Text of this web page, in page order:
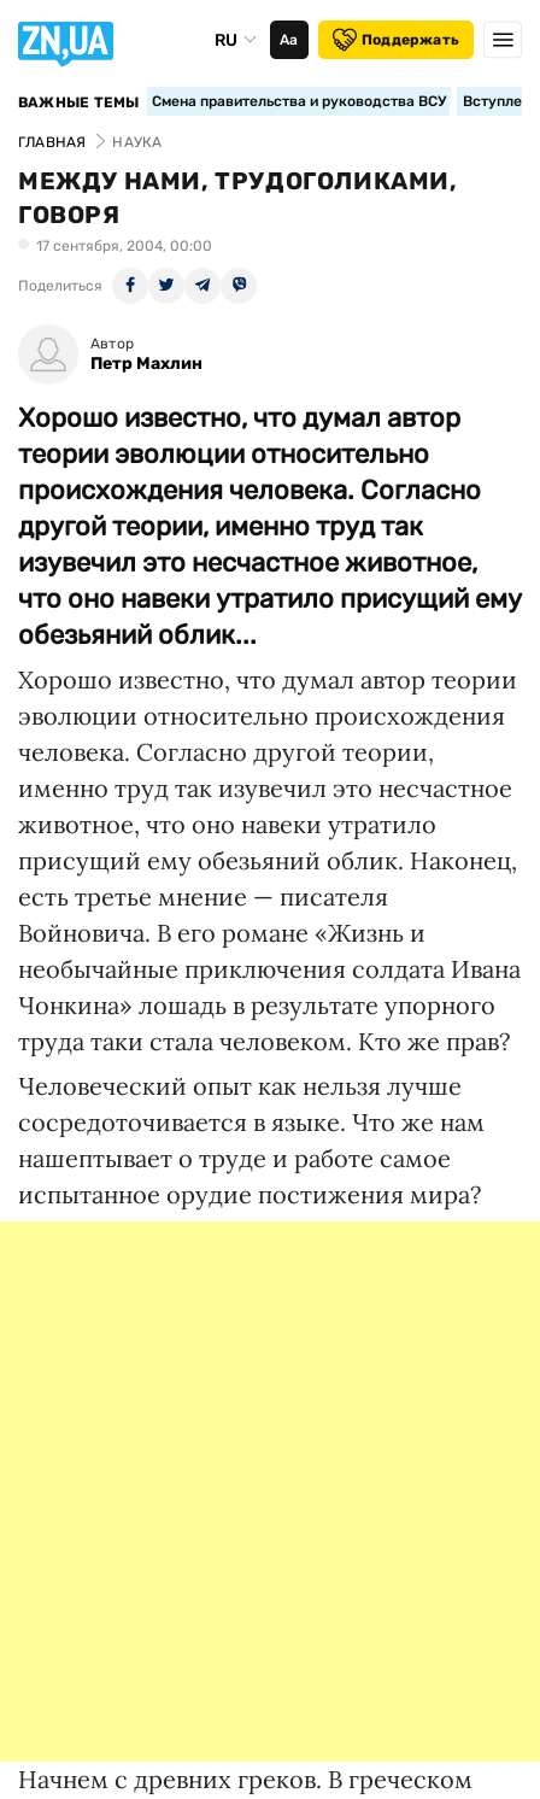
RU Аа Поддержать
ВАЖНЫЕ ТЕМЫ Смена правительства и руководства ВСУ
ГЛАВНАЯ НАУКА
МЕЖДУ НАМИ, ТРУДОГОЛИКАМИ,
ГОВОРЯ
17 сентября, 2004, 00:00
Поделиться
Автор
Петр Махлин
Хорошо известно, что думал автор
теории эволюции относительно
происхождения человека. Согласно
другой теории, именно труд так
изувечил это несчастное животное,
что оно навеки утратило присущий ему
обезьяний облик...
Хорошо известно, что думал автор теории
эволюции относительно происхождения
человека. Согласно другой теории,
именно труд так изувечил это несчастное
животное, что оно навеки утратило
присущий ему обезьяний облик. Наконец,
есть третье мнение — писателя
Войновича. В его романе «Жизнь и
необычайные приключения солдата Ивана
Чонкина» лошадь в результате упорного
труда таки стала человеком. Кто же прав?
Человеческий опыт как нельзя лучше
сосредоточивается в языке. Что же нам
нашептывает о труде и работе самое
испытанное орудие постижения мира?
Начнем с древних греков. В греческом